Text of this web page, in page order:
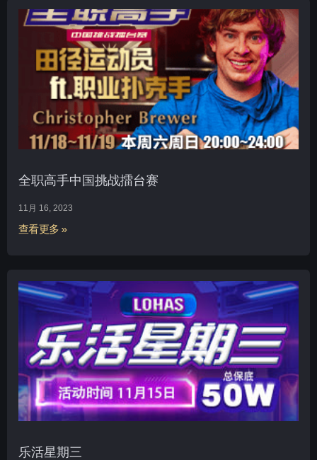
全职高手中国挑战擂台赛
11月 16, 2023
查看更多 »
乐活星期三